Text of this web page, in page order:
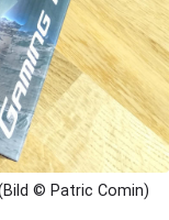
© Patric Comin)